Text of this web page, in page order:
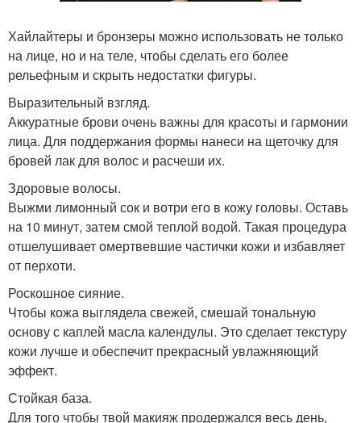
Хайлайтеры и бронзеры можно использовать не только
на лице, но и на теле, чтобы сделать его более
рельефным и скрыть недостатки фигуры.
Выразительный взгляд.
Аккуратные брови очень важны для красоты и гармонии
лица. Для поддержания формы нанеси на щеточку для
бровей лак для волос и расчеши их.
Здоровые волосы.
Выжми лимонный сок и вотри его в кожу головы. Оставь
на 10 минут, затем смой теплой водой. Такая процедура
отшелушивает омертвевшие частички кожи и избавляет
от перхоти.
Роскошное сияние.
Чтобы кожа выглядела свежей, смешай тональную
основу с каплей масла календулы. Это сделает текстуру
кожи лучше и обеспечит прекрасный увлажняющий
эффект.
Стойкая база.
Для того чтобы твой макияж продержался весь день,